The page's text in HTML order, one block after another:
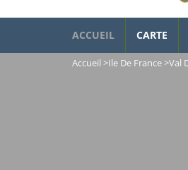
ACCUEIL CARTE
Accueil >Ile De France>Val